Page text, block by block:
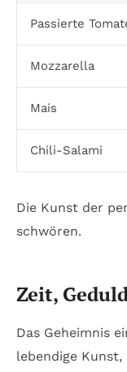
Passierte
Mozzarella
Mais
Chili-Salami
Die Kunst der
schwören.
Zeit,
Das Geheimnis
lebendige